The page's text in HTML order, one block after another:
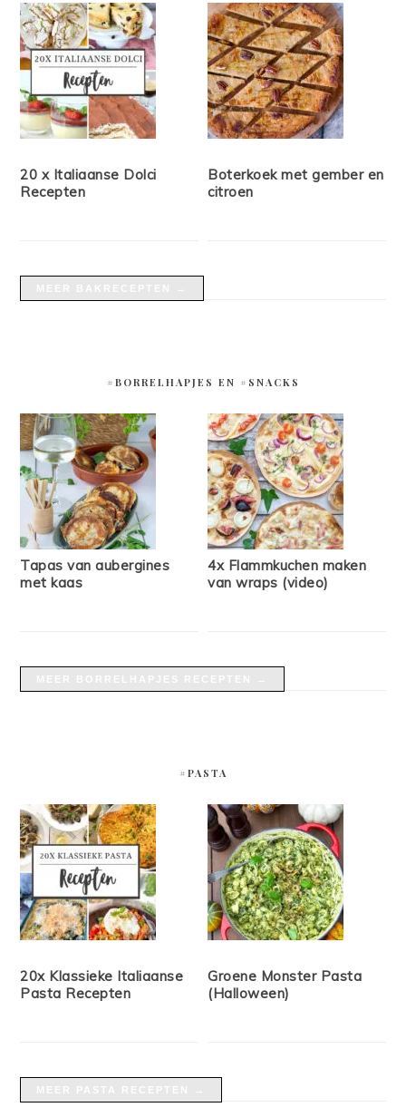
20 x Italiaanse Dolci
Recepten
Boterkoek met gember en
citroen
#BORRELHAPJES EN #SNACKS
Tapas van aubergines
met kaas
4x Flammkuchen maken
van wraps (video)
#PASTA
20x Klassieke Italiaanse
Pasta Recepten
Groene Monster Pasta
(Halloween)